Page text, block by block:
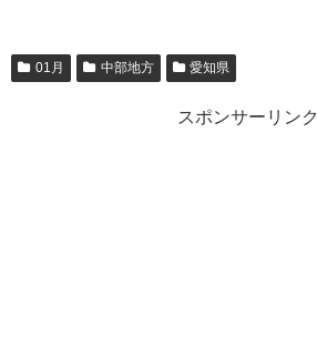
01月 中部地方 愛知県
スポンサーリンク